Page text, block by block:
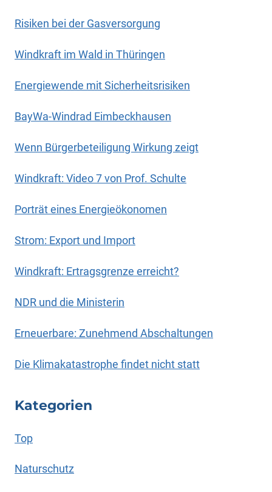
Risiken bei der Gasversorgung
Windkraft im Wald in Thüringen
Energiewende mit Sicherheitsrisiken
BayWa-Windrad Eimbeckhausen
Wenn Bürgerbeteiligung Wirkung zeigt
Windkraft: Video 7 von Prof. Schulte
Porträt eines Energieökonomen
Strom: Export und Import
Windkraft: Ertragsgrenze erreicht?
NDR und die Ministerin
Erneuerbare: Zunehmend Abschaltungen
Die Klimakatastrophe findet nicht statt
Kategorien
Top
Naturschutz